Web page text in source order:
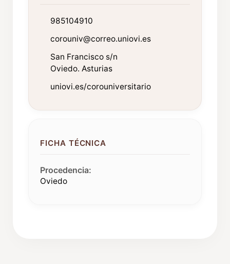
985104910
corouniv@correo.uniovi.es
San Francisco s/n
Oviedo. Asturias
uniovi.es/corouniversitario
FICHA TÉCNICA
Procedencia:
Oviedo